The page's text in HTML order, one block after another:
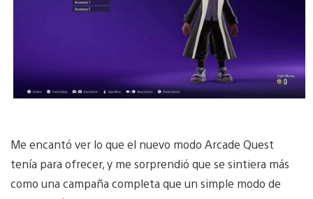
Me encantó ver lo que el nuevo modo Arcade Quest
tenía para ofrecer, y me sorprendió que se sintiera más
como una campaña completa que un simple modo de